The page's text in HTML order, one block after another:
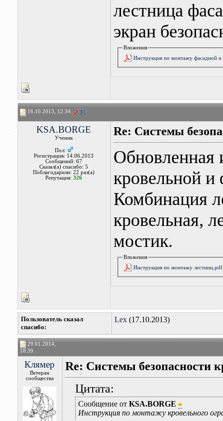
лестница
экран
Вложения
Инструкция по монтажу фасадной и
16.10.2013, 12:34
KSA.BORGE
Ученик
Пол:
Регистрация: 14.06.2013
Сообщений: 67
Сказал(а) спасибо: 5
Поблагодарили: 22 раз(а)
Репутация:326
Re: Системы
Обновленная
кровельной
Комбинация
кровельная,
мостик.
Вложения
Инструкция по монтажу лестниц.pdf
Пользователь сказал
cпасибо:
Lex(17.10.2013)
29.01.2014,
18:39
Клямер
Ветеран
сообщества
Re: Системы безопасности
Цитата:
Сообщение от KSA.BORGE
Инструкция по монтажу кровельного